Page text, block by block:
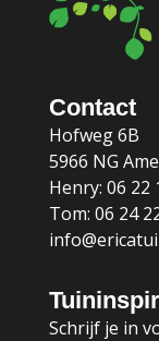
Contact
Hofweg 6B
5966 NG
Henry: 06 22
Tom: 06 24
Schrijf je in